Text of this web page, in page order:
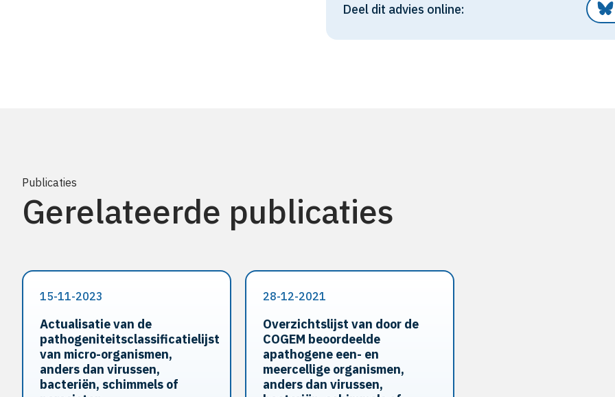
Deel dit advies online:
Publicaties
Gerelateerde publicaties
15-11-2023
Actualisatie van de
pathogeniteitsclassificatielijst
van micro-organismen,
anders dan virussen,
bacteriën, schimmels of
28-12-2021
Overzichtslijst van door de
COGEM beoordeelde
apathogene een- en
meercellige organismen,
anders dan virussen,